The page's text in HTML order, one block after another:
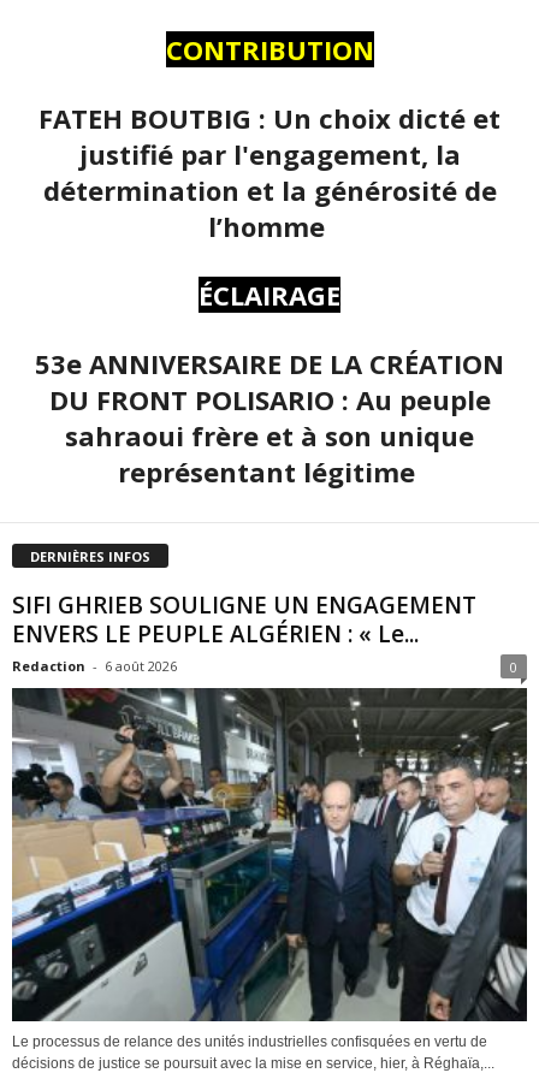
CONTRIBUTION
FATEH BOUTBIG : Un choix dicté et
justifié par l'engagement, la
détermination et la générosité de
l’homme
ÉCLAIRAGE
53e ANNIVERSAIRE DE LA CRÉATION
DU FRONT POLISARIO : Au peuple
sahraoui frère et à son unique
représentant légitime
DERNIÈRES INFOS
SIFI GHRIEB SOULIGNE UN ENGAGEMENT
ENVERS LE PEUPLE ALGÉRIEN : « Le...
Redaction - 6 août 2026 0
Le processus de relance des unités industrielles confisquées en vertu de
décisions de justice se poursuit avec la mise en service, hier, à Réghaïa,...